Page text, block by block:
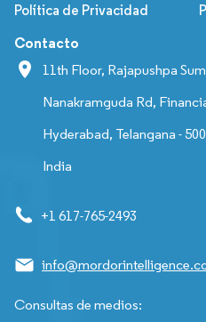
Política de Privacidad
Contacto
11th Floor, Rajapushpa
Nanakramguda Rd,
Hyderabad, Telangana -
India
+1 617-765-2493
Consultas de medios: